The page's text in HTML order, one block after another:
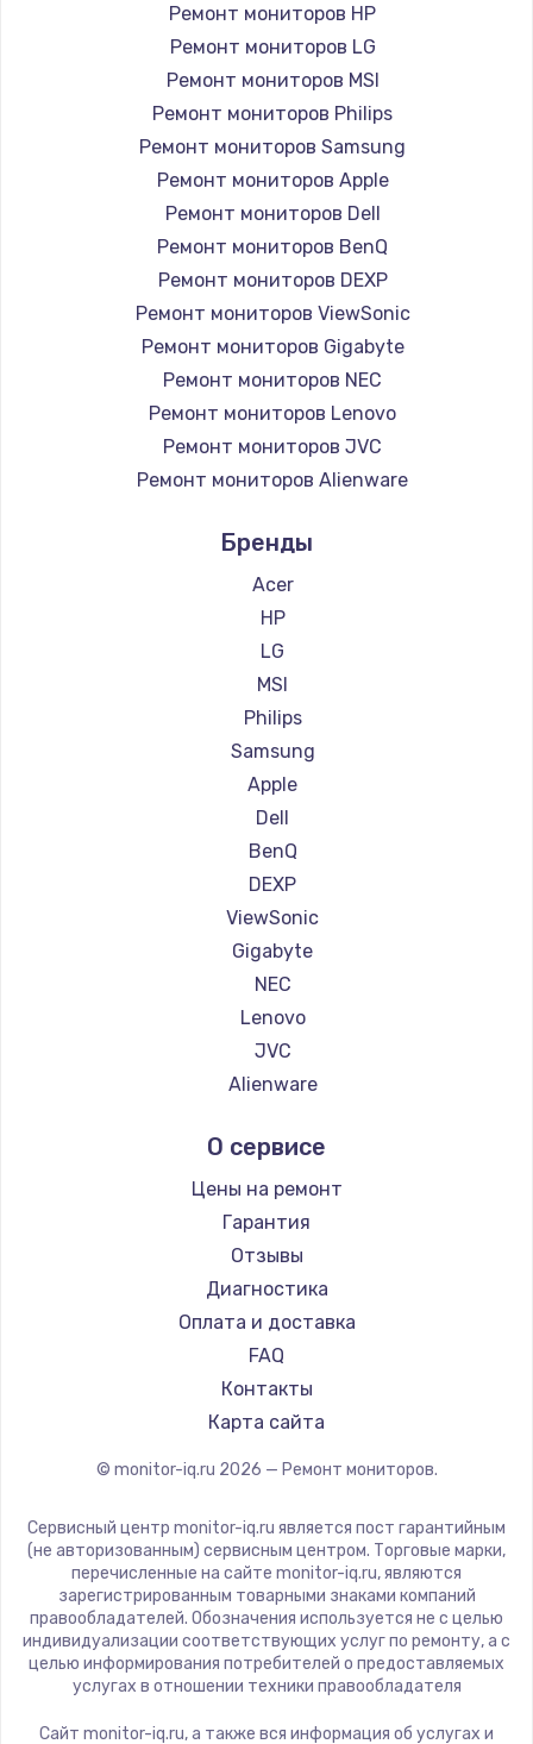
Заказать
Замена вебкамеры
1260 руб.
Заказать
Ремонт петель крышки
990 руб.
Заказать
Настройка Wi-Fi
1030 руб.
Заказать
Замена шим-контроллера
3900 руб.
Замена HDMI
Заказать
Ремонт мониторов HP
Ремонт мониторов LG
Ремонт мониторов MSI
Ремонт мониторов Philips
Ремонт мониторов Samsung
Ремонт мониторов Apple
Ремонт мониторов Dell
Ремонт мониторов BenQ
Ремонт мониторов DEXP
Ремонт мониторов ViewSonic
Ремонт мониторов Gigabyte
Ремонт мониторов NEC
Ремонт мониторов Lenovo
Ремонт мониторов JVC
Ремонт мониторов Alienware
Ремонт мониторов Thunderobot
Ремонт мониторов Hisense
Ремонт мониторов АОС
Ремонт мониторов Ardor
Ремонт мониторов Machenike
Ремонт мониторов iru
Ремонт мониторов Titan Army
Ремонт мониторов iFFALCON
Ремонт мониторов Dahua
Бренды
Acer
HP
LG
MSI
Philips
Samsung
Apple
Dell
BenQ
DEXP
ViewSonic
Gigabyte
NEC
Lenovo
JVC
Alienware
Thunderobot
Hisense
АОС
Ardor
Machenike
iru
Titan Army
iFFALCON
Dahua
О сервисе
Цены на ремонт
Гарантия
Отзывы
Диагностика
Оплата и доставка
FAQ
Контакты
Карта сайта
© monitor-iq.ru 2026 — Ремонт мониторов.
Сервисный центр monitor-iq.ru является пост гарантийным
(не авторизованным) сервисным центром. Торговые марки,
перечисленные на сайте monitor-iq.ru, являются
зарегистрированным товарными знаками компаний
правообладателей. Обозначения используется не с целью
индивидуализации соответствующих услуг по ремонту, а с
целью информирования потребителей о предоставляемых
услугах в отношении техники правообладателя
Сайт monitor-iq.ru, а также вся информация об услугах и